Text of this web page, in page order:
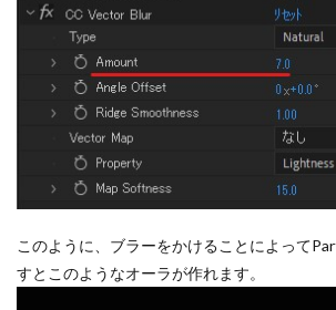
このように、ブラーをかけることによって
すとこのようなオーラが作れます。